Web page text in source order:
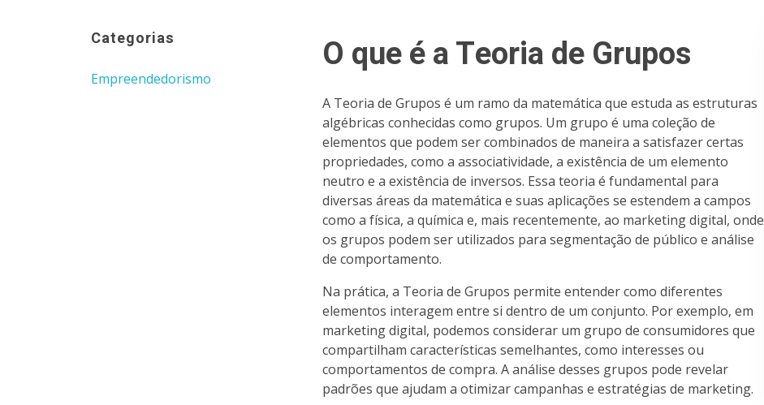
Categorias
Empreendedorismo
O que é a Teoria de Grupos
A Teoria de Grupos é um ramo da matemática que estuda as estruturas
algébricas conhecidas como grupos. Um grupo é uma coleção de
elementos que podem ser combinados de maneira a satisfazer certas
propriedades, como a associatividade, a existência de um elemento
neutro e a existência de inversos. Essa teoria é fundamental para
diversas áreas da matemática e suas aplicações se estendem a campos
como a física, a química e, mais recentemente, ao marketing digital, onde
os grupos podem ser utilizados para segmentação de público e análise
de comportamento.
Na prática, a Teoria de Grupos permite entender como diferentes
elementos interagem entre si dentro de um conjunto. Por exemplo, em
marketing digital, podemos considerar um grupo de consumidores que
compartilham características semelhantes, como interesses ou
comportamentos de compra. A análise desses grupos pode revelar
padrões que ajudam a otimizar campanhas e estratégias de marketing.